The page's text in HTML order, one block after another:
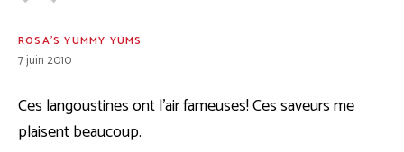
ROSA'S YUMMY YUMS
7 juin 2010
Ces langoustines ont l’air fameuses! Ces saveurs me
plaisent beaucoup.